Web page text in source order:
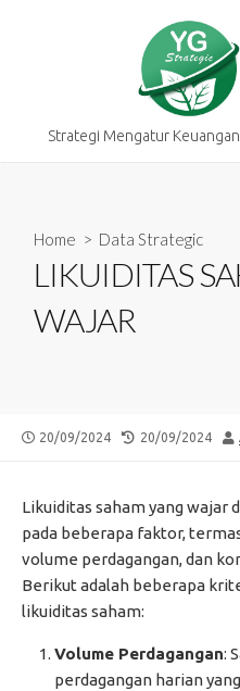
Strategi Mengatur
Home > Data Strategic
LIKUIDITAS
WAJAR
PUBLISHED
20/09/2024
LAST
20/09/2024
Likuiditas saham yang wajar
pada beberapa faktor,
volume perdagangan, dan
Berikut adalah beberapa
likuiditas saham:
Volume Perdagangan:
perdagangan harian